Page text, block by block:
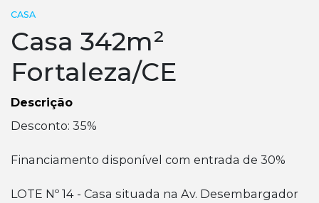
CASA
Casa 342m²
Fortaleza/CE
Descrição
Desconto: 35%
Financiamento disponível com entrada de 30%
LOTE Nº 14 - Casa situada na Av. Desembargador